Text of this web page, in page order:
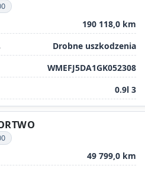
190 118,0 km
Drobne uszkodzenia
WMEFJ5DA1GK052308
0.9l 3
49 799,0 km